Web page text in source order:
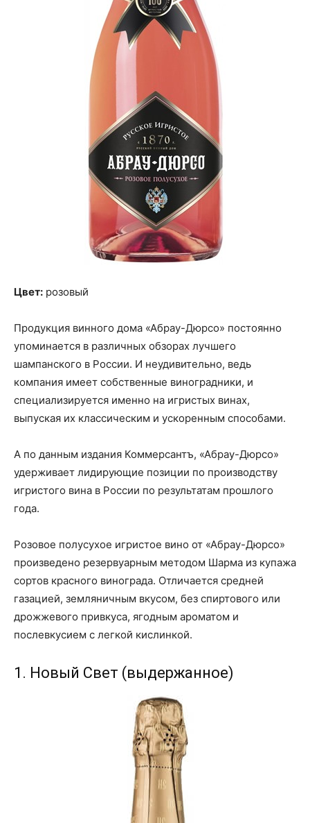
Цвет: розовый
Продукция винного дома «Абрау-Дюрсо» постоянно
упоминается в различных обзорах лучшего
шампанского в России. И неудивительно, ведь
компания имеет собственные виноградники, и
специализируется именно на игристых винах,
выпуская их классическим и ускоренным способами.
А по данным издания Коммерсантъ, «Абрау-Дюрсо»
удерживает лидирующие позиции по производству
игристого вина в России по результатам прошлого
года.
Розовое полусухое игристое вино от «Абрау-Дюрсо»
произведено резервуарным методом Шарма из купажа
сортов красного винограда. Отличается средней
газацией, земляничным вкусом, без спиртового или
дрожжевого привкуса, ягодным ароматом и
послевкусием с легкой кислинкой.
1. Новый Свет (выдержанное)